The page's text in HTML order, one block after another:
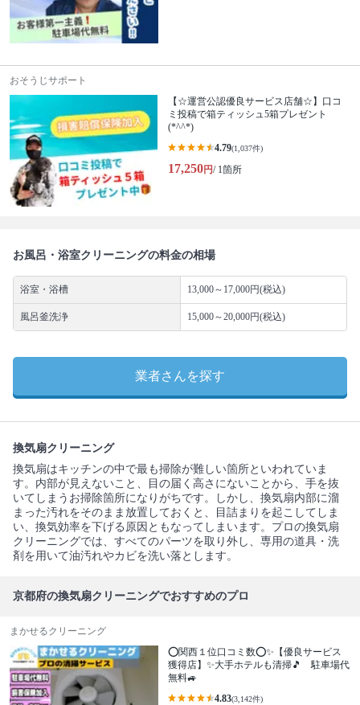
おそうじサポート
【☆運営公認優良サービス店舗☆】口コ
ミ投稿で箱ティッシュ5箱プレゼント
(*^^*)
4.79(1,037件)
17,250円/ 1箇所
お風呂・浴室クリーニングの料金の相場
浴室・浴槽 13,000～17,000円(税込)
風呂釜洗浄 15,000～20,000円(税込)
業者さんを探す
換気扇クリーニング
換気扇はキッチンの中で最も掃除が難しい箇所といわれていま
す。内部が見えないこと、目の届く高さにないことから、手を抜
いてしまうお掃除箇所になりがちです。しかし、換気扇内部に溜
まった汚れをそのまま放置しておくと、目詰まりを起こしてしま
い、換気効率を下げる原因ともなってしまいます。プロの換気扇
クリーニングでは、すべてのパーツを取り外し、専用の道具・洗
剤を用いて油汚れやカビを洗い落とします。
京都府の換気扇クリーニングでおすすめのプロ
まかせるクリーニング
⭕関西１位口コミ数⭕✨【優良サービス
獲得店】✨大手ホテルも清掃🎵 駐車場代
無料🚙
4.83(3,142件)